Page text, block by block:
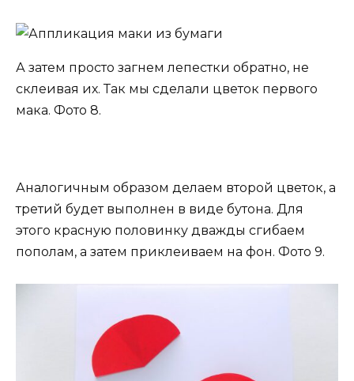
А затем просто загнем лепестки обратно, не
склеивая их. Так мы сделали цветок первого
мака. Фото 8.
Аналогичным образом делаем второй цветок, а
третий будет выполнен в виде бутона. Для
этого красную половинку дважды сгибаем
пополам, а затем приклеиваем на фон. Фото 9.